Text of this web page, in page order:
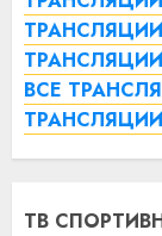
ВСЕ
ТВ